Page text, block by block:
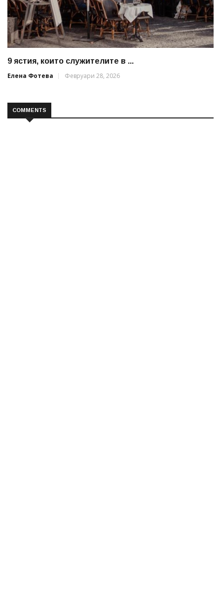
9 ястия, които служителите в ...
Елена Фотева
Февруари 28, 2026
COMMENTS